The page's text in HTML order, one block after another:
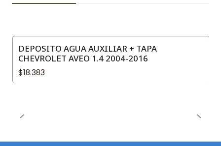
DEPOSITO AGUA AUXILIAR + TAPA
CHEVROLET AVEO 1.4 2004-2016
$18.383